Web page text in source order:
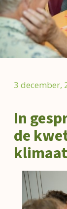
3 december,
In
de
klimaat